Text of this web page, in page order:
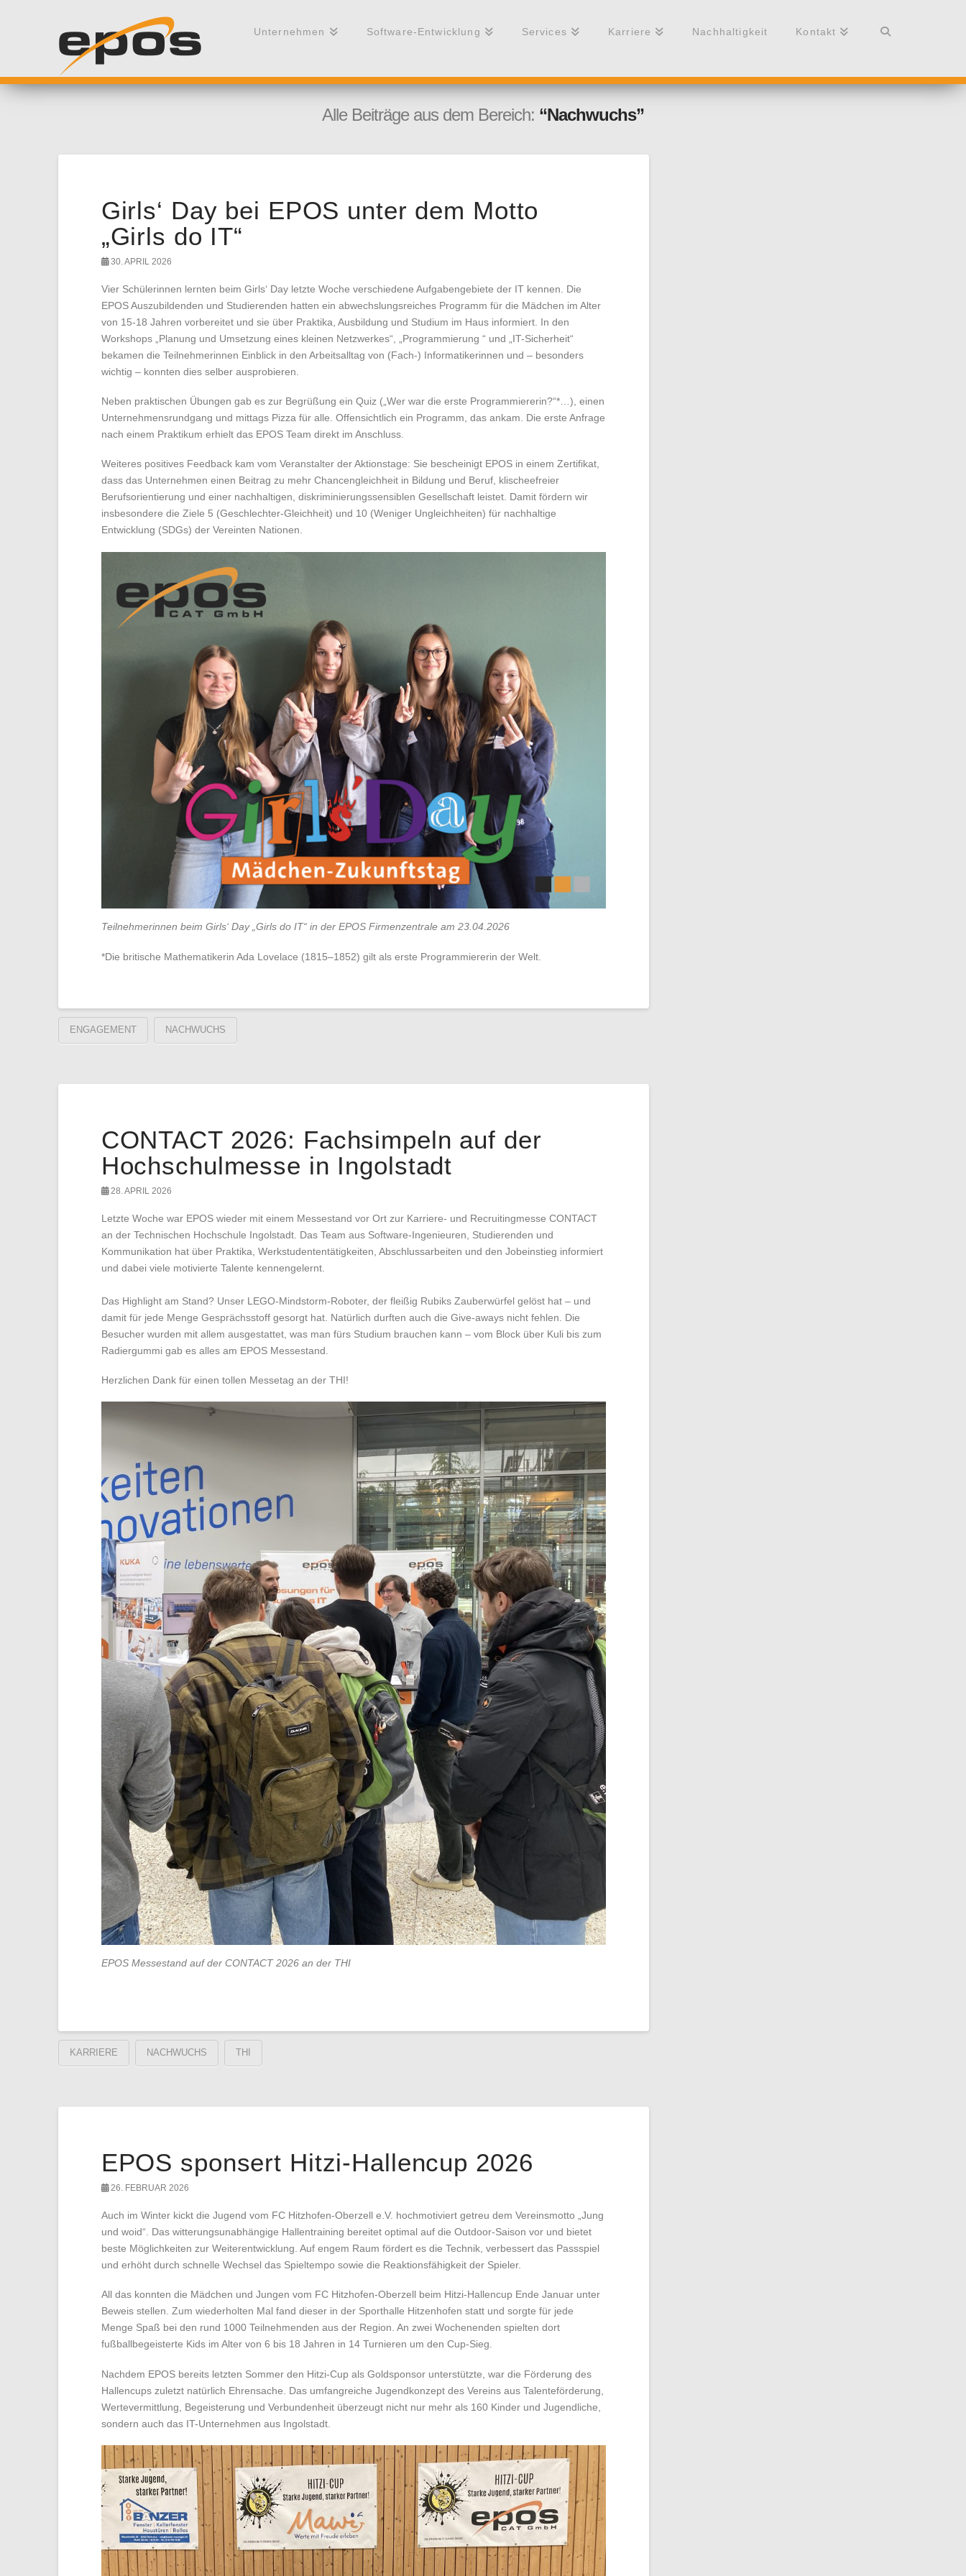
Unternehmen Software-Entwicklung Services Karriere Nachhaltigkeit Kontakt
Alle Beiträge aus dem Bereich: “Nachwuchs”
Girls‘ Day bei EPOS unter dem Motto
„Girls do IT“
30. APRIL 2026
Vier Schülerinnen lernten beim Girls‘ Day letzte Woche verschiedene Aufgabengebiete der IT kennen. Die
EPOS Auszubildenden und Studierenden hatten ein abwechslungsreiches Programm für die Mädchen im Alter
von 15-18 Jahren vorbereitet und sie über Praktika, Ausbildung und Studium im Haus informiert. In den
Workshops „Planung und Umsetzung eines kleinen Netzwerkes“, „Programmierung “ und „IT-Sicherheit“
bekamen die Teilnehmerinnen Einblick in den Arbeitsalltag von (Fach-) Informatikerinnen und – besonders
wichtig – konnten dies selber ausprobieren.
Neben praktischen Übungen gab es zur Begrüßung ein Quiz („Wer war die erste Programmiererin?“*…), einen
Unternehmensrundgang und mittags Pizza für alle. Offensichtlich ein Programm, das ankam. Die erste Anfrage
nach einem Praktikum erhielt das EPOS Team direkt im Anschluss.
Weiteres positives Feedback kam vom Veranstalter der Aktionstage: Sie bescheinigt EPOS in einem Zertifikat,
dass das Unternehmen einen Beitrag zu mehr Chancengleichheit in Bildung und Beruf, klischeefreier
Berufsorientierung und einer nachhaltigen, diskriminierungssensiblen Gesellschaft leistet. Damit fördern wir
insbesondere die Ziele 5 (Geschlechter-Gleichheit) und 10 (Weniger Ungleichheiten) für nachhaltige
Entwicklung (SDGs) der Vereinten Nationen.
Teilnehmerinnen beim Girls‘ Day „Girls do IT“ in der EPOS Firmenzentrale am 23.04.2026
*Die britische Mathematikerin Ada Lovelace (1815–1852) gilt als erste Programmiererin der Welt.
ENGAGEMENT NACHWUCHS
CONTACT 2026: Fachsimpeln auf der
Hochschulmesse in Ingolstadt
28. APRIL 2026
Letzte Woche war EPOS wieder mit einem Messestand vor Ort zur Karriere- und Recruitingmesse CONTACT
an der Technischen Hochschule Ingolstadt. Das Team aus Software-Ingenieuren, Studierenden und
Kommunikation hat über Praktika, Werkstudententätigkeiten, Abschlussarbeiten und den Jobeinstieg informiert
und dabei viele motivierte Talente kennengelernt.
Das Highlight am Stand? Unser LEGO-Mindstorm-Roboter, der fleißig Rubiks Zauberwürfel gelöst hat – und
damit für jede Menge Gesprächsstoff gesorgt hat. Natürlich durften auch die Give-aways nicht fehlen. Die
Besucher wurden mit allem ausgestattet, was man fürs Studium brauchen kann – vom Block über Kuli bis zum
Radiergummi gab es alles am EPOS Messestand.
Herzlichen Dank für einen tollen Messetag an der THI!
EPOS Messestand auf der CONTACT 2026 an der THI
KARRIERE NACHWUCHS THI
EPOS sponsert Hitzi-Hallencup 2026
26. FEBRUAR 2026
Auch im Winter kickt die Jugend vom FC Hitzhofen-Oberzell e.V. hochmotiviert getreu dem Vereinsmotto „Jung
und woid“. Das witterungsunabhängige Hallentraining bereitet optimal auf die Outdoor-Saison vor und bietet
beste Möglichkeiten zur Weiterentwicklung. Auf engem Raum fördert es die Technik, verbessert das Passspiel
und erhöht durch schnelle Wechsel das Spieltempo sowie die Reaktionsfähigkeit der Spieler.
All das konnten die Mädchen und Jungen vom FC Hitzhofen-Oberzell beim Hitzi-Hallencup Ende Januar unter
Beweis stellen. Zum wiederholten Mal fand dieser in der Sporthalle Hitzenhofen statt und sorgte für jede
Menge Spaß bei den rund 1000 Teilnehmenden aus der Region. An zwei Wochenenden spielten dort
fußballbegeisterte Kids im Alter von 6 bis 18 Jahren in 14 Turnieren um den Cup-Sieg.
Nachdem EPOS bereits letzten Sommer den Hitzi-Cup als Goldsponsor unterstützte, war die Förderung des
Hallencups zuletzt natürlich Ehrensache. Das umfangreiche Jugendkonzept des Vereins aus Talenteförderung,
Wertevermittlung, Begeisterung und Verbundenheit überzeugt nicht nur mehr als 160 Kinder und Jugendliche,
sondern auch das IT-Unternehmen aus Ingolstadt.